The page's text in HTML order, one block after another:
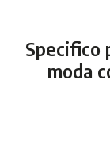
Specifico
moda